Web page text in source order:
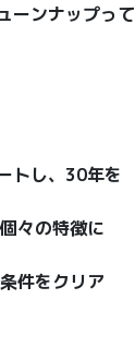
ーンナップって
トし、30年を
々の特徴に
件をクリア